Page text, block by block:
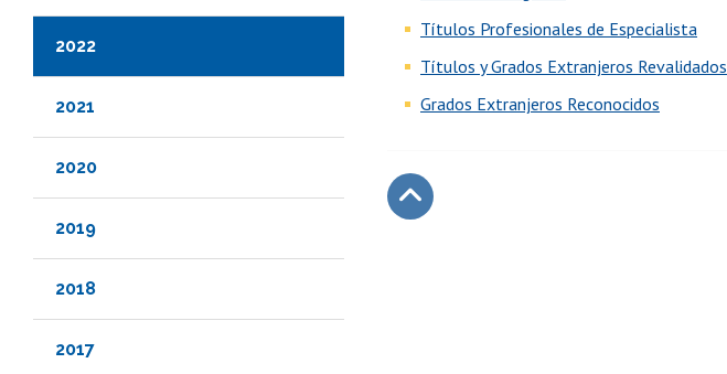
2022
2021
2020
2019
2018
2017
Títulos Profesionales de Especialista
Títulos y Grados Extranjeros Revalidados
Grados Extranjeros Reconocidos